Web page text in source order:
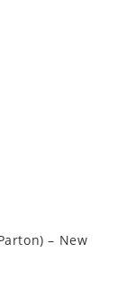
– New